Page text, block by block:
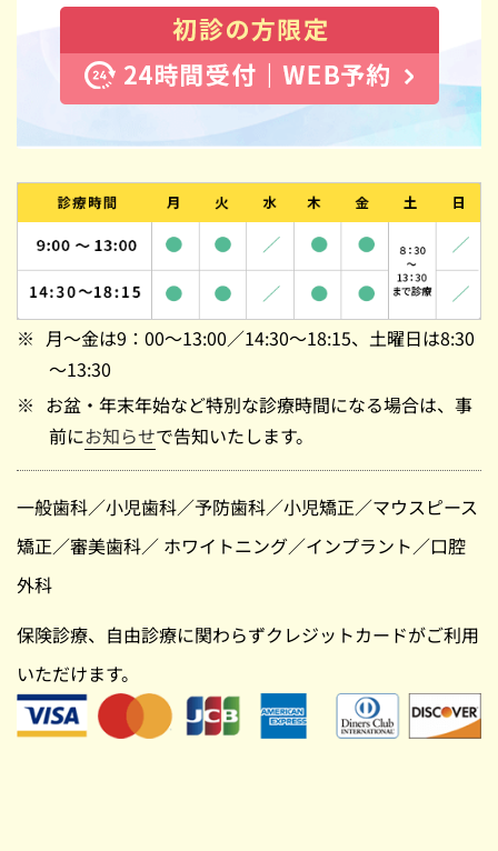
月～金は9：00～13:00／14:30～18:15、土曜日は8:30
～13:30
お盆・年末年始など特別な診療時間になる場合は、事
前にお知らせで告知いたします。
一般歯科／小児歯科／予防歯科／小児矯正／マウスピース
矯正／審美歯科／ ホワイトニング／インプラント／口腔
外科
保険診療、自由診療に関わらずクレジットカードがご利用
いただけます。